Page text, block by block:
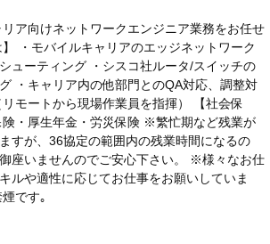
リア向けネットワークエンジニア業務をお任せ
・モバイルキャリアのエッジネットワーク
ューティング ・シスコ社ルータ/スイッチの
・キャリア内の他部門とのQA対応、調整対
モートから現場作業員を指揮） 【社会保
険・厚生年金・労災保険 ※繁忙期など残業が
すが、36協定の範囲内の残業時間になるの
座いませんのでご安心下さい。 ※様々なお仕
ルや適性に応じてお仕事をお願いしていま
です｡